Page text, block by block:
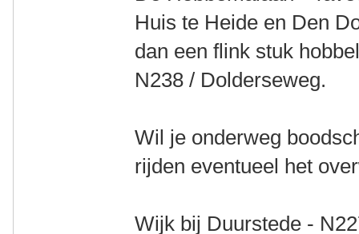
Huis te Heide en Den
dan een flink stuk
N238 / Dolderseweg.
Wil je onderweg
rijden eventueel het
Wijk bij Duurstede -